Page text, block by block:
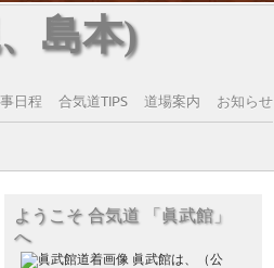
島本)
日程 合気道TIPS 道場案内 お知らせ
ようこそ 合気道 「眞武館」
へ
眞武館は、（公